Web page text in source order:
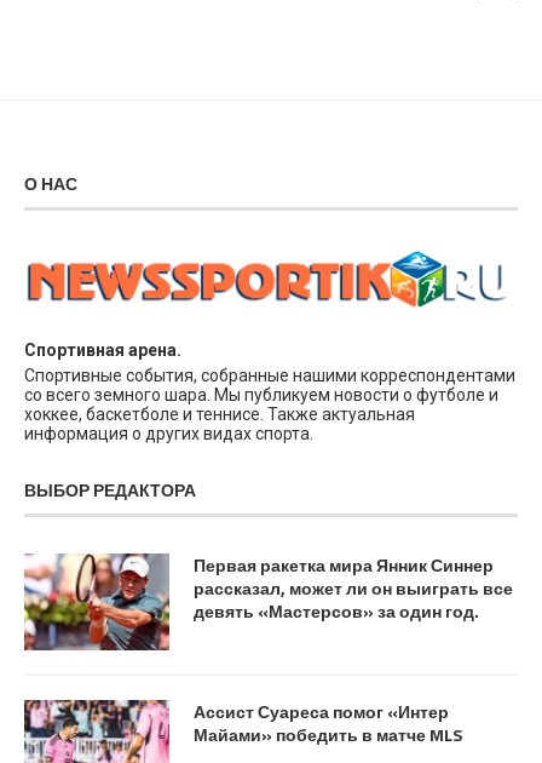
О НАС
Спортивная арена.
Спортивные события, собранные нашими корреспондентами
со всего земного шара. Мы публикуем новости о футболе и
хоккее, баскетболе и теннисе. Также актуальная
информация о других видах спорта.
ВЫБОР РЕДАКТОРА
Первая ракетка мира Янник Синнер
рассказал, может ли он выиграть все
девять «Мастерсов» за один год.
Ассист Суареса помог «Интер
Майами» победить в матче MLS